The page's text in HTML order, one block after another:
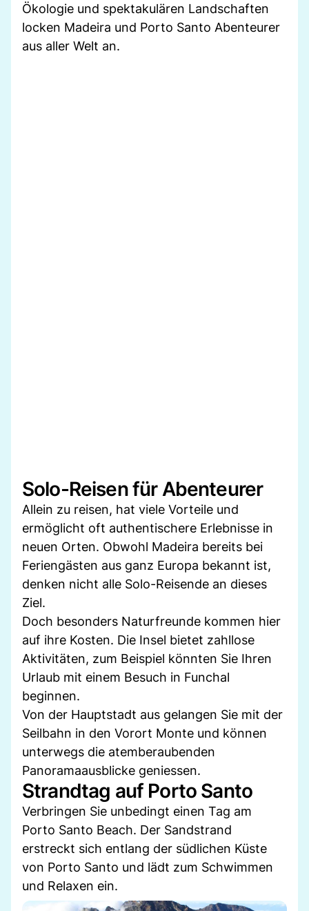
Ökologie und spektakulären Landschaften
locken Madeira und Porto Santo Abenteurer
aus aller Welt an.
Solo-Reisen für Abenteurer
Allein zu reisen, hat viele Vorteile und
ermöglicht oft authentischere Erlebnisse in
neuen Orten. Obwohl Madeira bereits bei
Feriengästen aus ganz Europa bekannt ist,
denken nicht alle Solo-Reisende an dieses
Ziel.
Doch besonders Naturfreunde kommen hier
auf ihre Kosten. Die Insel bietet zahllose
Aktivitäten, zum Beispiel könnten Sie Ihren
Urlaub mit einem Besuch in Funchal
beginnen.
Von der Hauptstadt aus gelangen Sie mit der
Seilbahn in den Vorort Monte und können
unterwegs die atemberaubenden
Panoramaausblicke geniessen.
Strandtag auf Porto Santo
Verbringen Sie unbedingt einen Tag am
Porto Santo Beach. Der Sandstrand
erstreckt sich entlang der südlichen Küste
von Porto Santo und lädt zum Schwimmen
und Relaxen ein.